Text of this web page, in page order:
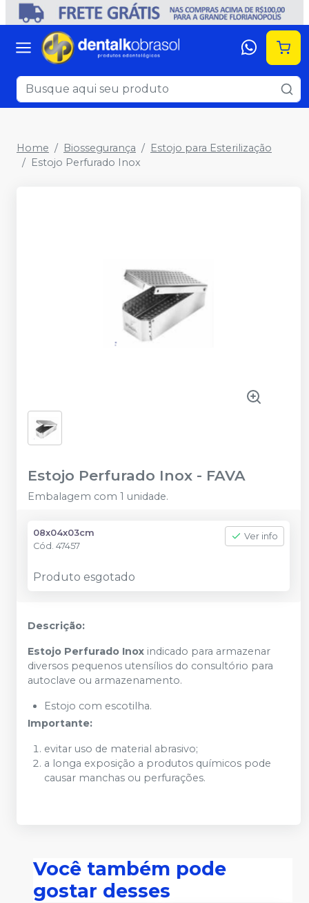
Home Biossegurança
Estojo para Esterilização
Estojo Perfurado Inox
Estojo Perfurado Inox - FAVA
Embalagem com 1 unidade.
08x04x03cm
Cód. 47457
Ver info
Produto esgotado
Descrição:
Estojo Perfurado Inox indicado para armazenar
diversos pequenos utensílios do consultório para
autoclave ou armazenamento.
Estojo com escotilha.
Importante:
evitar uso de material abrasivo;
a longa exposição a produtos químicos pode
causar manchas ou perfurações.
Você também pode
gostar desses